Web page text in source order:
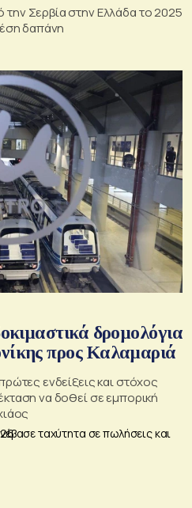
Σερβία στην Ελλάδα το 2025
δαπάνη
δρομολόγια
προς Καλαμαριά
ενδείξεις και στόχος
να δοθεί σε εμπορική